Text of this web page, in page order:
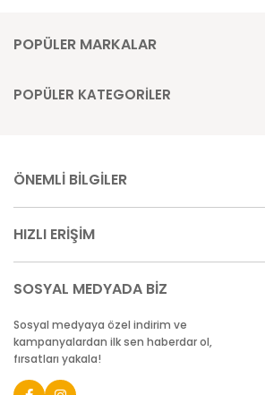
POPÜLER MARKALAR
POPÜLER KATEGORİLER
ÖNEMLİ BİLGİLER
HIZLI ERİŞİM
SOSYAL MEDYADA BİZ
Sosyal medyaya özel indirim ve
kampanyalardan ilk sen haberdar ol,
fırsatları yakala!